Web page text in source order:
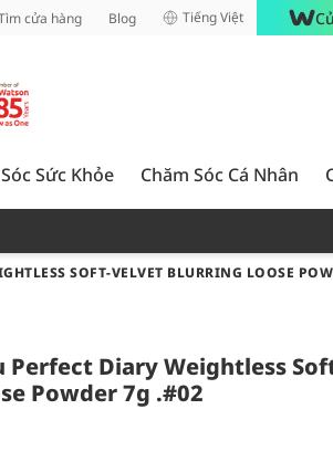
cửa hàng Blog Tiếng Việt
Sức Khỏe Chăm Sóc Cá Nhân
SOFT-VELVET BLURRING LOOSE
Perfect Diary Weightless
Powder 7g .#02